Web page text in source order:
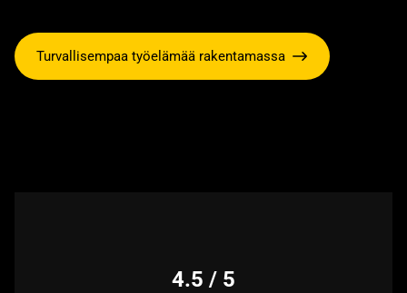
Turvallisempaa työelämää rakentamassa
4.5 / 5